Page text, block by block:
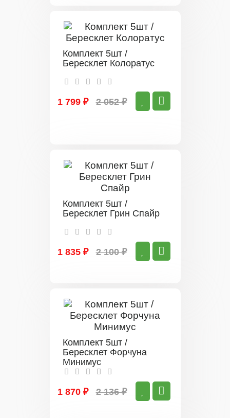
Комплект 5шт /
Бересклет Колоратус
1 799 ₽ 2 052 ₽
Комплект 5шт /
Бересклет Грин Спайр
1 835 ₽ 2 100 ₽
Комплект 5шт /
Бересклет Форчуна
Минимус
1 870 ₽ 2 136 ₽